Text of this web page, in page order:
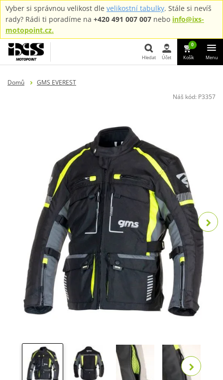
Vyber si správnou velikost dle velikostní tabulky. Stále si nevíš
rady? Rádi ti poradíme na +420 491 007 007 nebo info@ixs-
motopoint.cz.
Hledat Účet
0
Košík Menu
Domů
GMS EVEREST
Náš kód: P3357